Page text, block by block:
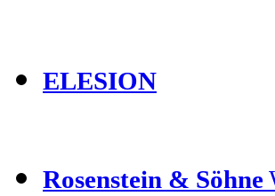
ELESION
Rosenstein & Söhne